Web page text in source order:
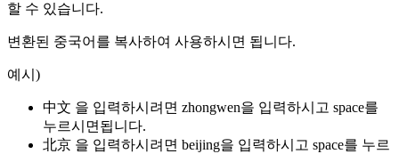
할 수 있습니다.
변환된 중국어를 복사하여 사용하시면 됩니다.
예시)
中文 을 입력하시려면 zhongwen을 입력하시고 space를
누르시면됩니다.
北京 을 입력하시려면 beijing을 입력하시고 space를 누르